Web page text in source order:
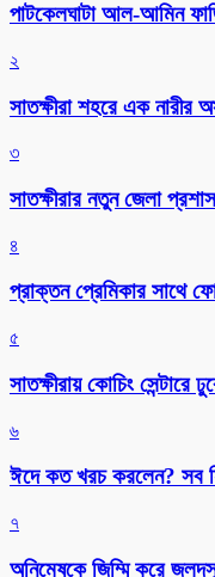
পাটকেলঘাটা আল-আমিন
২
সাতক্ষীরা শহরে এক নারীর
৩
সাতক্ষীরার নতুন জেলা
৪
প্রাক্তন প্রেমিকার সাথে
৫
সাতক্ষীরায় কোচিং
৬
ঈদে কত খরচ করলেন? সব
৭
অনিমেষকে জিম্মি করে